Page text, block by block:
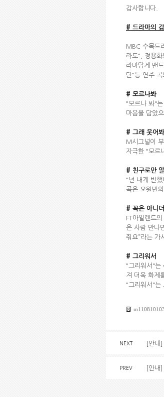
감사합니다.
# 드라마의
MBC 수목드
라도", 정용
라마답게 밴
단"등 연주
# 모르나봐
"모르나 봐"
마음을 담았
# 그래 웃어봐
M시그널이
자극한 "모르
# 친구로만 알
"넌 내게 반했
곡은 오원빈
# 꼭은 아니
FT아일랜드
은 사람 만나
줘요”라는 가
# 그리워서
"그리워서"는
져 더욱 화제
"그리워서"는
NEXT [안내
PREV [안내